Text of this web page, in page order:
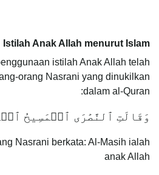
Istilah Anak Allah menurut Islam
istilah Anak Allah telah
orang Nasrani yang dinukilkan
dalam al-Quran:
وَقَالَتِ ٱلنَّصَٰرَى ٱلۡمَسِيحُ
Nasrani berkata: Al-Masih ialah
anak Allah